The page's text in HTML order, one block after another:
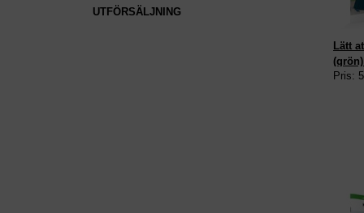
UTFÖRSÄLJNING
Lätt
Pris: